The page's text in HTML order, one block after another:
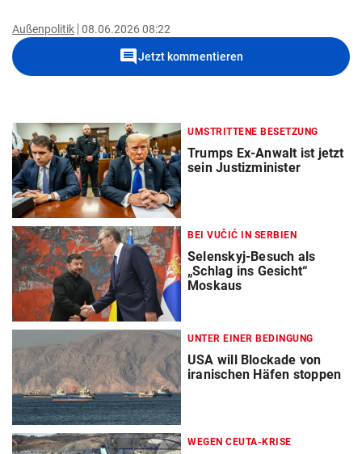
Außenpolitik 08.06.2026 08:22
commentJetzt kommentieren
UMSTRITTENE BESETZUNG
Trumps Ex-Anwalt ist jetzt
sein Justizminister
BEI VUČIĆ IN SERBIEN
Selenskyj-Besuch als
„Schlag ins Gesicht“
Moskaus
UNTER EINER BEDINGUNG
USA will Blockade von
iranischen Häfen stoppen
WEGEN CEUTA-KRISE